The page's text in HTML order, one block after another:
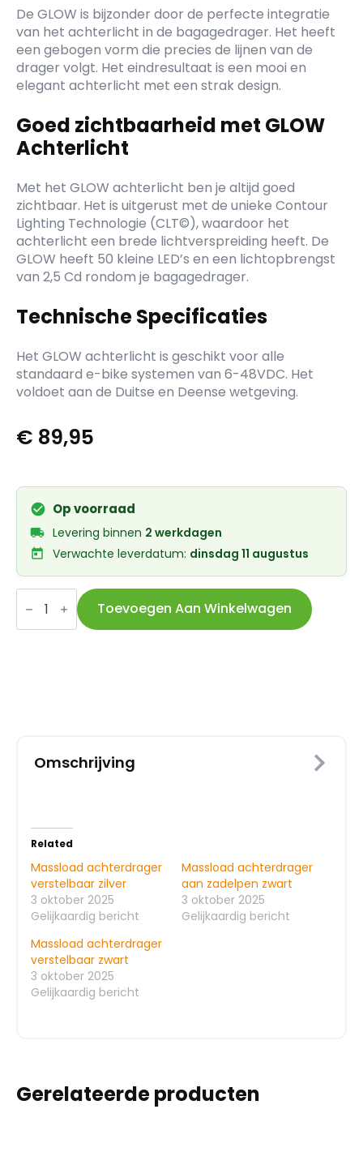
De GLOW is bijzonder door de perfecte integratie
van het achterlicht in de bagagedrager. Het heeft
een gebogen vorm die precies de lijnen van de
drager volgt. Het eindresultaat is een mooi en
elegant achterlicht met een strak design.
Goed zichtbaarheid met GLOW
Achterlicht
Met het GLOW achterlicht ben je altijd goed
zichtbaar. Het is uitgerust met de unieke Contour
Lighting Technologie (CLT©), waardoor het
achterlicht een brede lichtverspreiding heeft. De
GLOW heeft 50 kleine LED’s en een lichtopbrengst
van 2,5 Cd rondom je bagagedrager.
Technische Specificaties
Het GLOW achterlicht is geschikt voor alle
standaard e-bike systemen van 6-48VDC. Het
voldoet aan de Duitse en Deense wetgeving.
€ 89,95
Op voorraad
Levering binnen 2 werkdagen
Verwachte leverdatum: dinsdag 11 augustus
Massload
achterdrager
aluminium
MIK
Toevoegen Aan Winkelwagen
Omschrijving
Related
Massload achterdrager
verstelbaar zilver
3 oktober 2025
Gelijkaardig bericht
Massload achterdrager
aan zadelpen zwart
3 oktober 2025
Gelijkaardig bericht
Massload achterdrager
verstelbaar zwart
3 oktober 2025
Gelijkaardig bericht
Gerelateerde producten